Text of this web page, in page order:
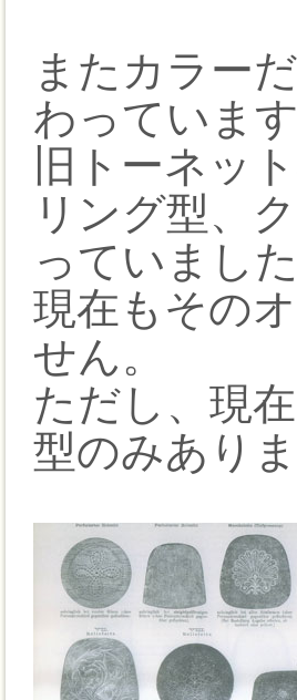
またカラー
わっています
旧トーネッ
リング型、
っていました
現在もその
せん。
ただし、現
型のみありま